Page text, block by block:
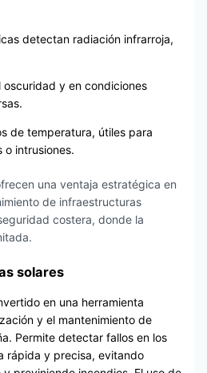
detectan radiación infrarroja,
oscuridad y en condiciones
de temperatura, útiles para
intrusiones.
una ventaja estratégica en
de infraestructuras
costera, donde la
solares
en una herramienta
y el mantenimiento de
Permite detectar fallos en los
rápida y precisa, evitando